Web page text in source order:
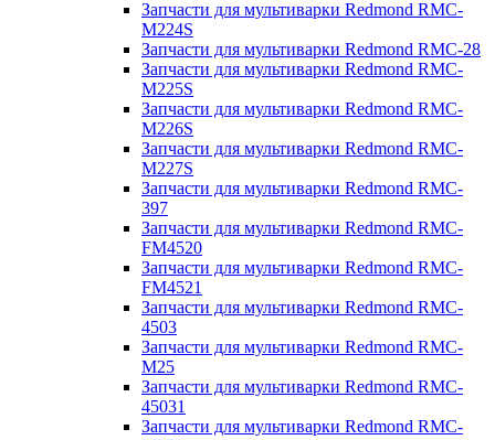
Запчасти для мультиварки Redmond RMC-
M224S
Запчасти для мультиварки Redmond RMC-28
Запчасти для мультиварки Redmond RMC-
M225S
Запчасти для мультиварки Redmond RMC-
M226S
Запчасти для мультиварки Redmond RMC-
M227S
Запчасти для мультиварки Redmond RMC-
397
Запчасти для мультиварки Redmond RMC-
FM4520
Запчасти для мультиварки Redmond RMC-
FM4521
Запчасти для мультиварки Redmond RMC-
4503
Запчасти для мультиварки Redmond RMC-
M25
Запчасти для мультиварки Redmond RMC-
45031
Запчасти для мультиварки Redmond RMC-